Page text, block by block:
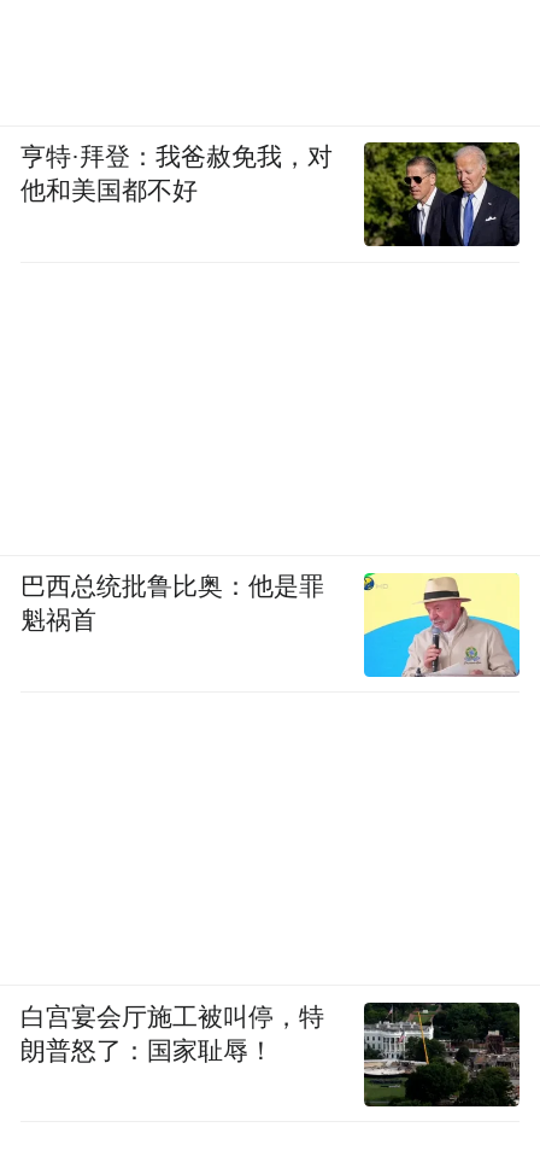
亨特·拜登：我爸赦免我，对
他和美国都不好
巴西总统批鲁比奥：他是罪
魁祸首
白宫宴会厅施工被叫停，特
朗普怒了：国家耻辱！